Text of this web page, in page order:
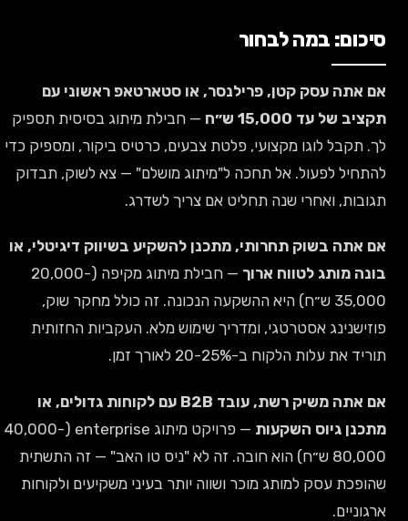
סיכום: במה לבחור
אם אתה עסק קטן, פרילנסר, או סטארטאפ ראשוני עם
תקציב של עד 15,000 ש״ח
— חבילת מיתוג בסיסית תספיק
לך. תקבל לוגו מקצועי, פלטת צבעים, כרטיס ביקור, ומספיק כדי
להתחיל לפעול. אל תחכה ל"מיתוג מושלם" — צא לשוק, תבדוק
תגובות, ואחרי שנה תחליט אם צריך לשדרג.
אם אתה בשוק תחרותי, מתכנן להשקיע בשיווק דיגיטלי, או
בונה מותג לטווח ארוך
— חבילת מיתוג מקיפה (20,000-
35,000 ש״ח) היא ההשקעה הנכונה. זה כולל מחקר שוק,
פוזישנינג אסטרטגי, ומדריך שימוש מלא. העקביות החזותית
תוריד את עלות הלקוח ב-20-25% לאורך זמן.
אם אתה משיק רשת, עובד B2B עם לקוחות גדולים, או
מתכנן גיוס השקעות
— פרויקט מיתוג enterprise (40,000-
80,000 ש״ח) הוא חובה. זה לא "ניס טו האב" — זה התשתית
שהופכת עסק למותג מוכר ושווה יותר בעיני משקיעים ולקוחות
ארגוניים.